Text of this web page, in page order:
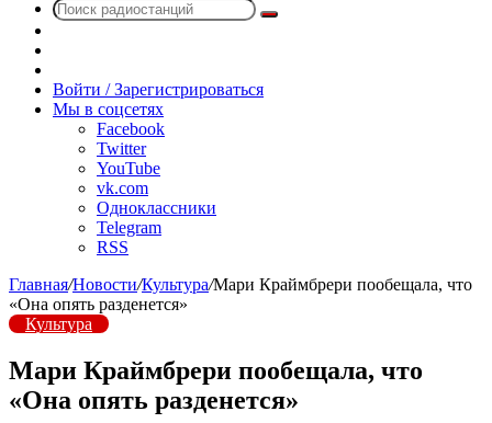
Поиск
радио
Войти / Зарегистрироваться
Мы в соцсетях
Facebook
Twitter
YouTube
vk.com
Одноклассники
Telegram
RSS
Главная/Новости/Культура/Мари Краймбрери пообещала, что
«Она опять разденется»
Культура
Мари Краймбрери пообещала, что
«Она опять разденется»